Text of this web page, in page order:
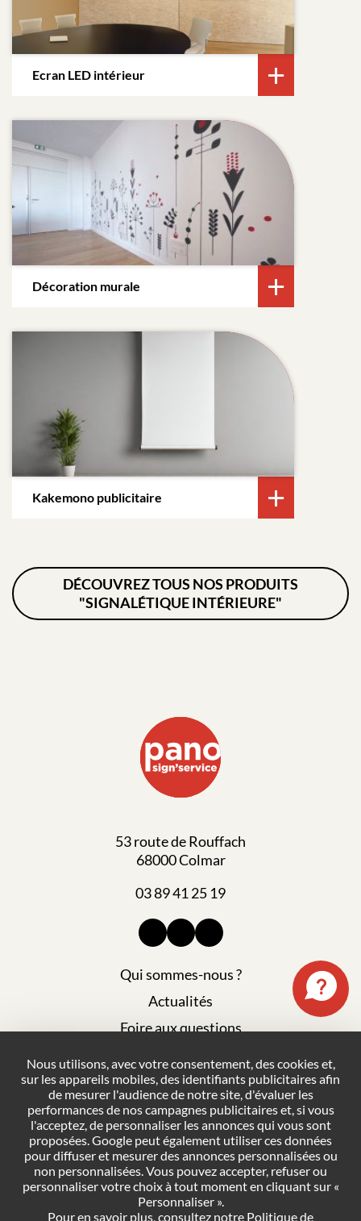
Ecran LED intérieur
Décoration murale
Kakemono publicitaire
DÉCOUVREZ TOUS NOS PRODUITS
"SIGNALÉTIQUE INTÉRIEURE"
53 route de Rouffach
68000 Colmar
03 89 41 25 19
Qui sommes-nous ?
Actualités
Foire aux questions
Plan du site
Politique de confidentialité
Conditions générales de vente
Gestion des cookies
NOUS CONTACTER
Nous utilisons, avec votre consentement, des cookies et,
sur les appareils mobiles, des identifiants publicitaires afin
de mesurer l'audience de notre site, d'évaluer les
performances de nos campagnes publicitaires et, si vous
l'acceptez, de personnaliser les annonces qui vous sont
proposées. Google peut également utiliser ces données
pour diffuser et mesurer des annonces personnalisées ou
non personnalisées. Vous pouvez accepter, refuser ou
personnaliser votre choix à tout moment en cliquant sur «
Personnaliser ».
Pour en savoir plus, consultez notre Politique de